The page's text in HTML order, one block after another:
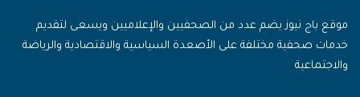
موقع باج نيوز يضم عدد من الصحفيين والإعلاميين ويسعى لتقديم
خدمات صحفية مختلفة على الأصعدة السياسية والاقتصادية والرياضة
والاجتماعية